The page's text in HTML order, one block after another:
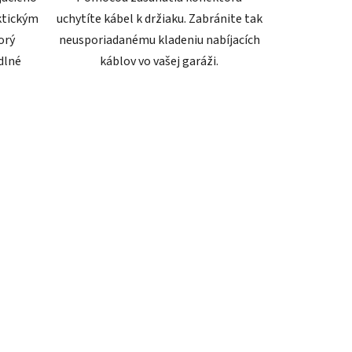
uchytíte kábel k držiaku. Zabránite tak
neusporiadanému kladeniu nabíjacích
káblov vo vašej garáži.